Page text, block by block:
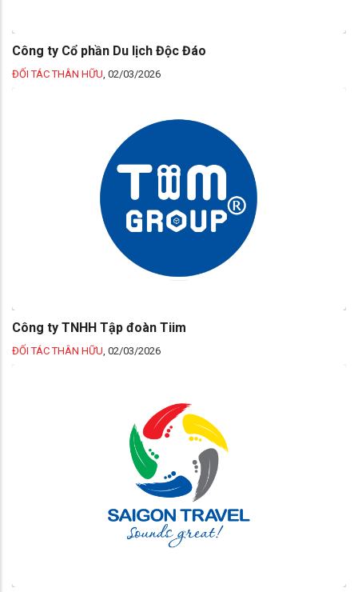
Công ty Cổ phần Du lịch Độc Đáo
ĐỐI TÁC THÂN HỮU, 02/03/2026
Công ty TNHH Tập đoàn Tiim
ĐỐI TÁC THÂN HỮU 02/03/2026